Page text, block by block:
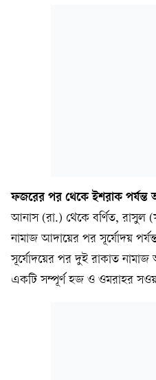
ফজরের পর থেকে ইশরাক পর্যন্ত
আনাস (রা.) থেকে বর্ণিত, রাসুল
নামাজ আদায়ের পর সূর্যোদয়
সূর্যোদয়ের পর দুই রাকাত
একটি সম্পূর্ণ হজ ও ওমরাহর